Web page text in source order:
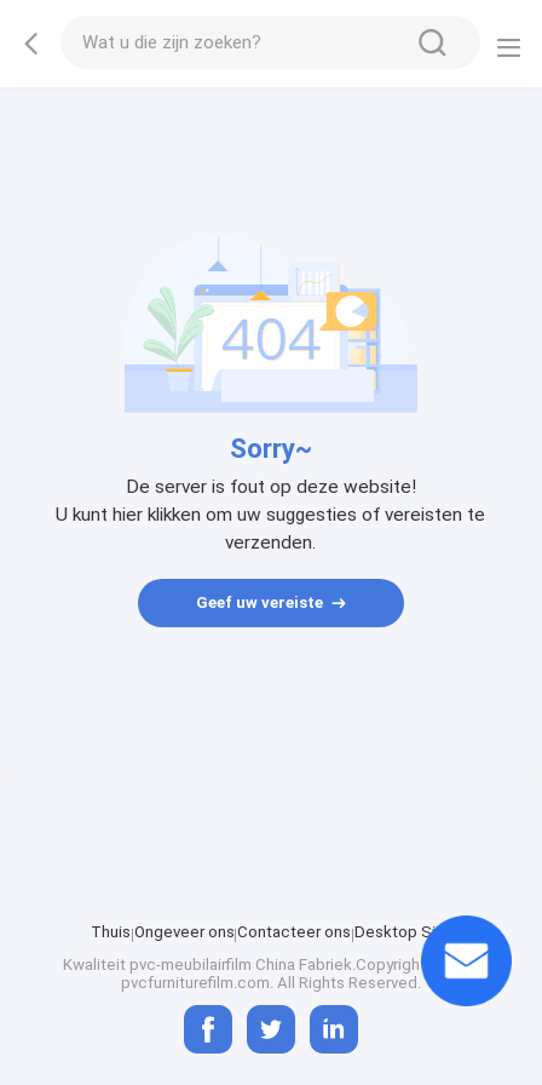
Sorry~
De server is fout op deze website!
U kunt hier klikken om uw suggesties of vereisten te
verzenden.
Geef uw vereiste
Thuis Ongeveer ons Contacteer ons Desktop Site
Kwaliteit pvc-meubilairfilm China Fabriek.Copyright © 2025
pvcfurniturefilm.com. All Rights Reserved.